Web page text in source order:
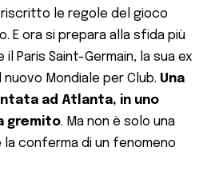
riscritto le regole del gioco
E ora si prepara alla sfida più
Paris Saint-Germain, la sua ex
Mondiale per Club. Una
ad Atlanta, in uno
gremito. Ma non è solo una
la conferma di un fenomeno